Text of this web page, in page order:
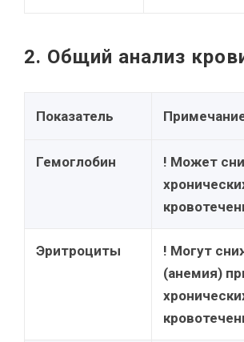
2. Общий анализ
Показатель
Гемоглобин
! Может
Эритроциты
! Могут
(анемия)